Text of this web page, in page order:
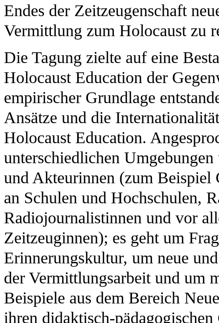
Endes der Zeitzeugenschaft
Vermittlung zum Holocaust zu
Die Tagung zielte auf eine
Holocaust Education der
empirischer Grundlage
Ansätze und die
Holocaust Education.
unterschiedlichen
und Akteurinnen (zum Beispiel
an Schulen und Hochschulen,
Radiojournalistinnen und vor
Zeitzeuginnen); es geht um
Erinnerungskultur, um neue
der Vermittlungsarbeit und um
Beispiele aus dem Bereich
ihren didaktisch-